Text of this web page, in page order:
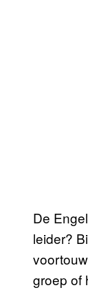
De
leider?
groep of